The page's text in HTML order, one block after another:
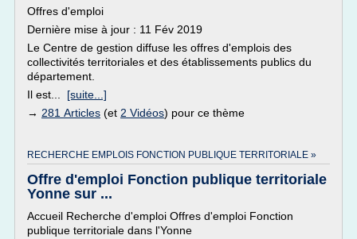
Offres d'emploi
Dernière mise à jour : 11 Fév 2019
Le Centre de gestion diffuse les offres d'emplois des
collectivités territoriales et des établissements publics du
département.
Il est... [suite...]
→ 281 Articles (et 2 Vidéos) pour ce thème
RECHERCHE EMPLOIS FONCTION PUBLIQUE TERRITORIALE »
Offre d'emploi Fonction publique territoriale
Yonne sur ...
Accueil Recherche d'emploi Offres d'emploi Fonction
publique territoriale dans l'Yonne